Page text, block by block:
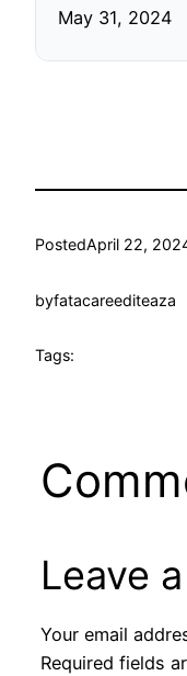
May 31, 2024
PostedApril 22,
byfatacareediteaza
Tags:
Leave
Your email
Required fields